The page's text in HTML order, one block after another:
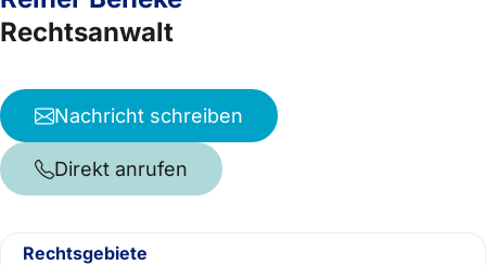
Rechtsanwalt
Nachricht schreiben
Direkt anrufen
Rechtsgebiete